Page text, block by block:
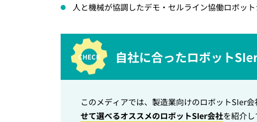
人と機械が協調したデモ・セルライン協働ロボッ
自社に合ったロボット
このメディアでは、製造業向けのロボットSIer
せて選べるオススメのロボットSIer会社を紹介